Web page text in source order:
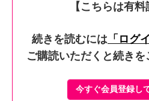
【こちらは有料
続きを読むには 「ログ
ご購読いただくと続きを
今すぐ会員登録し